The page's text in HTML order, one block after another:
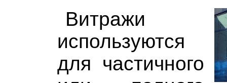
Витражи
используются
для частичного